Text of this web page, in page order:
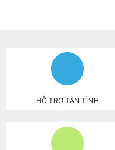
HỖ TRỢ TẬN TÌNH